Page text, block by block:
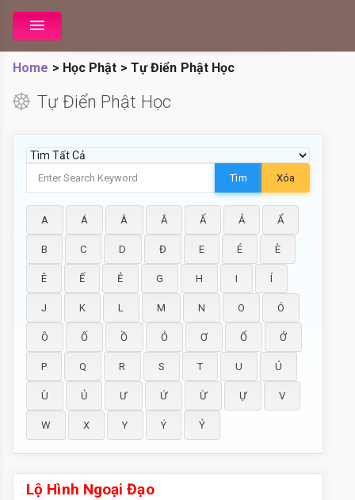
Home > Học Phật > Tự Điển Phật Học
Tự Điển Phật Học
Tìm Xóa
A Á Â Ă Ấ Ả Ẩ
B C D Đ E É È
Ê Ế Ẻ G H I Í
J K L M N O Ó
Ô Ố Ồ Ỏ Ơ Ổ Ở
P Q R S T U Ú
Ù Ủ Ư Ứ Ừ Ự V
W X Y Ý Ỷ
Lộ Hình Ngoại Đạo